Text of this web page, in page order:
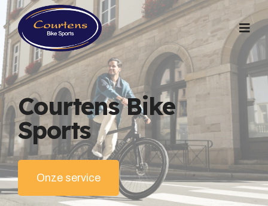
Courtens Bike
Sports
Onze service